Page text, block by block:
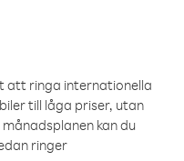
att ringa internationella
till låga priser, utan
kan du
ringer